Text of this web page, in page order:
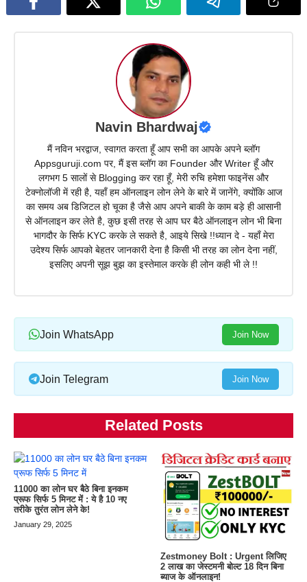
Navin Bhardwaj
मैं नविन भरद्वाज, स्वागत करता हूँ आप सभी का आपके अपने ब्लॉग
Appsguruji.com पर, मैं इस ब्लॉग का Founder और Writer हूँ और
लगभग 5 सालों से Blogging कर रहा हूँ, मेरी रुचि हमेशा फाइनेंस और
टेक्नोलॉजी में रही है, यहाँ हम ऑनलाइन लोन लेने के बारे में जानेंगे, क्योंकि आज
का समय अब डिजिटल हो चूका है जैसे आप अपने बाकी के काम बड़े ही आसानी
से ऑनलाइन कर लेते है, कुछ इसी तरह से आप घर बैठे ऑनलाइन लोन भी बिना
भागदौर के सिर्फ KYC करके ले सकते है, आइये सिखे !!ध्यान दे - यहाँ मेरा
उदेश्य सिर्फ आपको बेहतर जानकारी देना है किसी भी तरह का लोन देना नहीं,
इसलिए अपनी सूझ बुझ का इस्तेमाल करके ही लोन कही भी ले !!
Join WhatsApp Join Now
Join Telegram Join Now
Related Posts
11000 का लोन घर बैठे बिना इनकम
प्रूफ सिर्फ 5 मिनट में : ये है 10 नए
तरीके तुरंत लोन लेने के!
January 29, 2025
Zestmoney Bolt : Urgent लिजिए
2 लाख का जेस्टमनी बोल्ट 18 दिन बिना
ब्याज के ऑनलाइन!